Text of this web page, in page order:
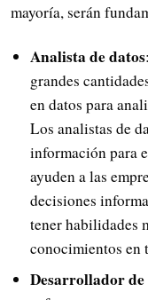
mayoría, serán
Analista de datos
grandes
en datos para
Los analistas de
información para
ayuden a las
decisiones
tener habilidades
conocimientos en
Desarrollador